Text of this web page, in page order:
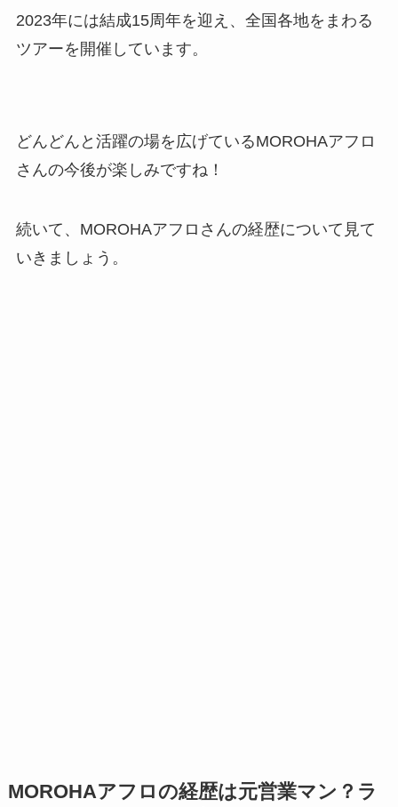
2023年には結成15周年を迎え、全国各地をまわる
ツアーを開催しています。
どんどんと活躍の場を広げているMOROHAアフロ
さんの今後が楽しみですね！
続いて、MOROHAアフロさんの経歴について見て
いきましょう。
MOROHAアフロの経歴は元営業マン？ラ